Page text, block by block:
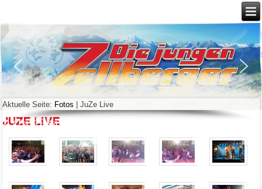
Aktuelle Seite: Fotos |JuZe Live
JuZe Live